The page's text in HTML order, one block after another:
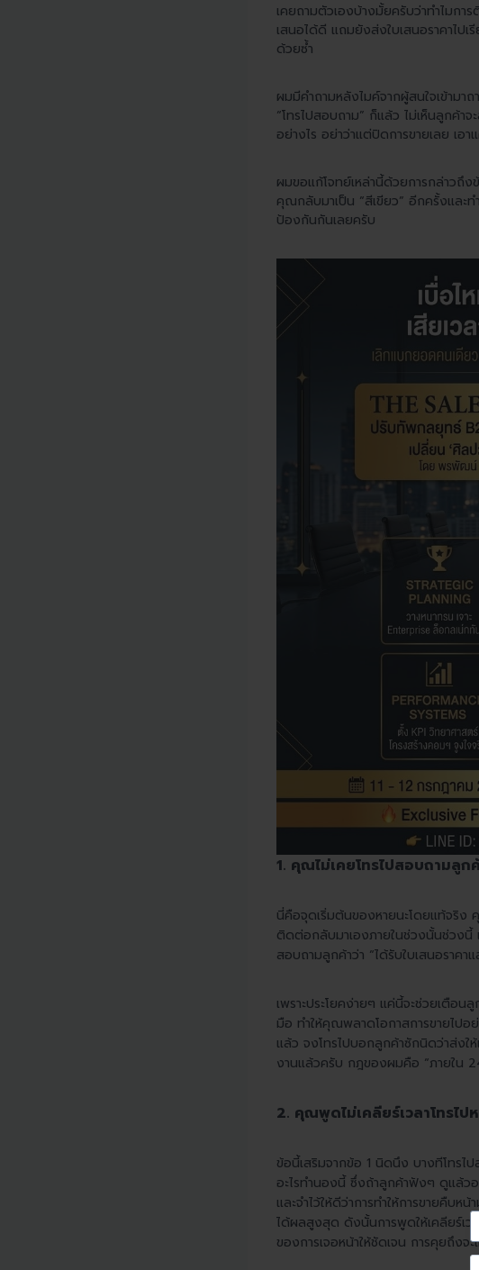
Sign
In
ชื่อ
ผู้
ใ
เคยถามตัวเองบ้างมั้ยครับว่าทำไมก
เสนอได้ดี แถมยังส่งใบเสนอราคาไปเ
ด้วยซ้ำ
ผมมีคำถามหลังไมค์จากผู้สนใจเข้าม
“โทรไปสอบถาม” ก็แล้ว ไม่เห็นลูกค้า
อย่างไร อย่าว่าแต่ปิดการขายเลย เอ
ผมขอแก้โจทย์เหล่านี้ด้วยการกล่าวถึ
คุณกลับมาเป็น “สีเขียว” อีกครั้งแล
ป้องกันกันเลยครับ
1. คุณไม่เคยโทรไปสอบถามลูก
นี่คือจุดเริ่มต้นของหายนะโดยแท้จริง
ติดต่อกลับมาเองภายในช่วงนั้นช่วง
สอบถามลูกค้าว่า “ได้รับใบเสนอราคา
เพราะประโยคง่ายๆ แค่นี้จะช่วยเตือ
มือ ทำให้คุณพลาดโอกาสการขายไป
แล้ว จงโทรไปบอกลูกค้าซักนิดว่าส่งใ
งานแล้วครับ กฎของผมคือ “ภายใน
2. คุณพูดไม่เคลียร์เวลาโทรไป
ข้อนี้เสริมจากข้อ 1 นิดนึง บางทีโทรไ
อะไรทำนองนี้ ซึ่งถ้าลูกค้าฟังๆ ดูแล้ว
และจำไว้ให้ดีว่าการทำให้การขายคืบห
ได้ผลสูงสุด ดังนั้นการพูดให้เคลียร์เว
ของการเจอหน้าให้ชัดเจน การคุยถึงจ